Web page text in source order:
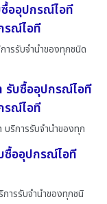
ซื้ออุปกรณ์ไอที
รณ์ไอที
ารรับจำนำของทุกชนิด
รับซื้ออุปกรณ์ไอที
รณ์ไอที
ริการรับจำนำของทุก
ซื้ออุปกรณ์ไอที
ารรับจำนำของทุกชนิ